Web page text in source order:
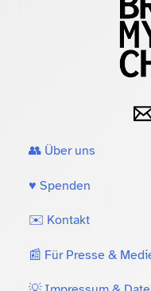
👥 Über uns
♥️ Spenden
✉️ Kontakt
📰 Für Presse &